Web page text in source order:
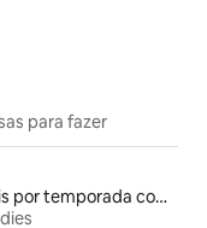
para fazer
Aluguéis por temporada com banheiro para PCD